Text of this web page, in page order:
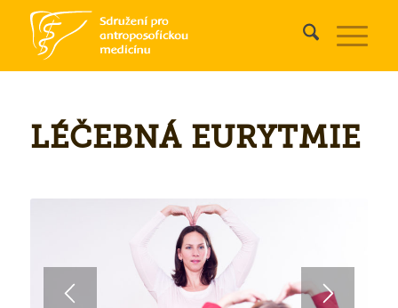
LÉČEBNÁ EURYTMIE